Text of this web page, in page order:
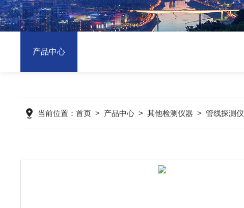
产品中心
当前位置：首页 > 产品中心 >其他检测仪器 >管线探测仪